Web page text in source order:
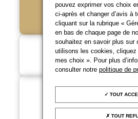
RÉPONDRE À
QUESTIONS
PROMOUVOIR
BONNES
DES ENCHÈRES ET
MARCHÉ DE L'ART
pouvez exprimer vos choix
ci-après et changer d’avis à
cliquant sur la rubrique «
en bas de chaque page de
souhaitez en savoir plus sur
utilisons les cookies,
mes choix ». Pour plus
consulter notrepolitique de
TOUT
TOUT